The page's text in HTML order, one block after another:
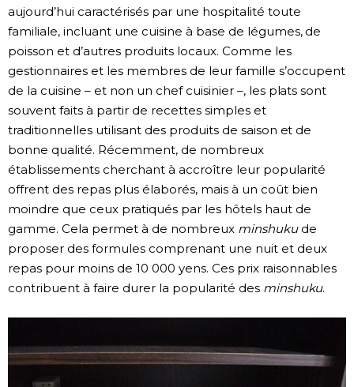
aujourd’hui caractérisés par une hospitalité toute
familiale, incluant une cuisine à base de légumes, de
poisson et d’autres produits locaux. Comme les
gestionnaires et les membres de leur famille s’occupent
de la cuisine – et non un chef cuisinier –, les plats sont
souvent faits à partir de recettes simples et
traditionnelles utilisant des produits de saison et de
bonne qualité. Récemment, de nombreux
établissements cherchant à accroître leur popularité
offrent des repas plus élaborés, mais à un coût bien
moindre que ceux pratiqués par les hôtels haut de
gamme. Cela permet à de nombreux minshukude
proposer des formules comprenant une nuit et deux
repas pour moins de 10 000 yens. Ces prix raisonnables
contribuent à faire durer la popularité des minshuku.